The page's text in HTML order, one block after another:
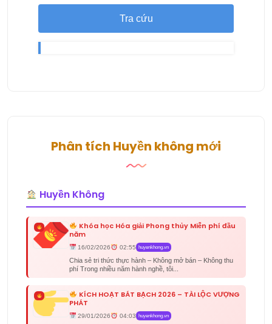
Tra cứu
Phân tích Huyền không mới
Huyền Không
Khóa học Hóa giải Phong thủy Miễn phí đầu
năm
16/02/2026 02:55 huyenkhong.vn
Chia sẻ tri thức thực hành – Không mở bán – Không thu
phí Trong nhiều năm hành nghề, tôi...
KÍCH HOẠT BÁT BẠCH 2026 – TÀI LỘC VƯỢNG
PHÁT
29/01/2026 04:03 huyenkhong.vn